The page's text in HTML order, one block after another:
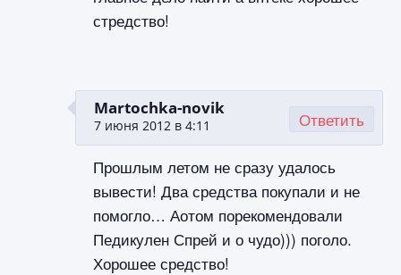
стредство!
Martochka-novik
7 июня 2012 в 4:11
Прошлым летом не сразу удалось
вывести! Два средства покупали и не
помогло… Аотом порекомендовали
Педикулен Спрей и о чудо))) поголо.
Хорошее средство!
Ответить